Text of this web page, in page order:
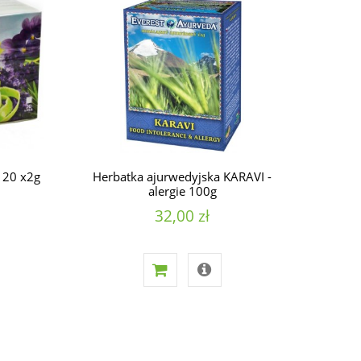
20 x2g
Herbatka ajurwedyjska KARAVI -
alergie 100g
32,00 zł